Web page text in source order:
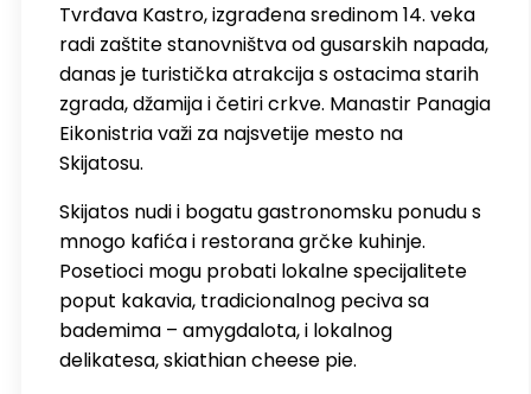
Tvrđava Kastro, izgrađena sredinom 14. veka
radi zaštite stanovništva od gusarskih napada,
danas je turistička atrakcija s ostacima starih
zgrada, džamija i četiri crkve. Manastir Panagia
Eikonistria važi za najsvetije mesto na
Skijatosu.
Skijatos nudi i bogatu gastronomsku ponudu s
mnogo kafića i restorana grčke kuhinje.
Posetioci mogu probati lokalne specijalitete
poput kakavia, tradicionalnog peciva sa
bademima – amygdalota, i lokalnog
delikatesa, skiathian cheese pie.